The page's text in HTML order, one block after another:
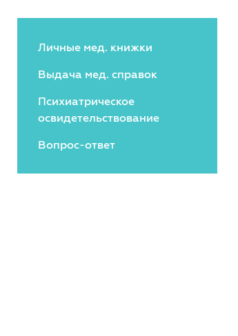
Личные мед. книжки
Выдача мед. справок
Психиатрическое
освидетельствование
Вопрос-ответ